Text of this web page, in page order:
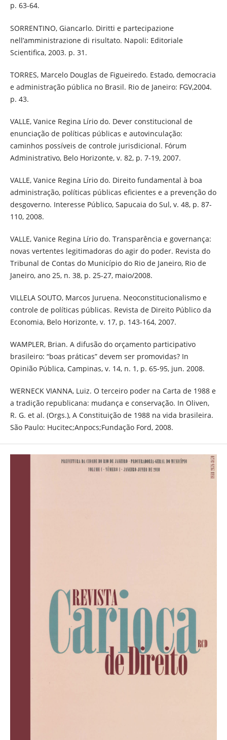
p. 63-64.
SORRENTINO, Giancarlo. Diritti e partecipazione
nell’amministrazione di risultato. Napoli: Editoriale
Scientifica, 2003. p. 31.
TORRES, Marcelo Douglas de Figueiredo. Estado, democracia
e administração pública no Brasil. Rio de Janeiro: FGV,2004.
p. 43.
VALLE, Vanice Regina Lírio do. Dever constitucional de
enunciação de políticas públicas e autovinculação:
caminhos possíveis de controle jurisdicional. Fórum
Administrativo, Belo Horizonte, v. 82, p. 7-19, 2007.
VALLE, Vanice Regina Lírio do. Direito fundamental à boa
administração, políticas públicas eficientes e a prevenção do
desgoverno. Interesse Público, Sapucaia do Sul, v. 48, p. 87-
110, 2008.
VALLE, Vanice Regina Lírio do. Transparência e governança:
novas vertentes legitimadoras do agir do poder. Revista do
Tribunal de Contas do Município do Rio de Janeiro, Rio de
Janeiro, ano 25, n. 38, p. 25-27, maio/2008.
VILLELA SOUTO, Marcos Juruena. Neoconstitucionalismo e
controle de políticas públicas. Revista de Direito Público da
Economia, Belo Horizonte, v. 17, p. 143-164, 2007.
WAMPLER, Brian. A difusão do orçamento participativo
brasileiro: “boas práticas” devem ser promovidas? In
Opinião Pública, Campinas, v. 14, n. 1, p. 65-95, jun. 2008.
WERNECK VIANNA, Luiz. O terceiro poder na Carta de 1988 e
a tradição republicana: mudança e conservação. In Oliven,
R. G. et al. (Orgs.), A Constituição de 1988 na vida brasileira.
São Paulo: Hucitec;Anpocs;Fundação Ford, 2008.